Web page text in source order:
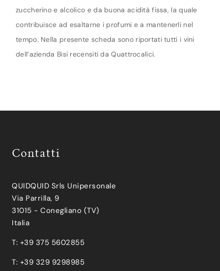
zuccherino e alcolico e da buona acidità fissa, la quale
contribuisce ad esaltarne i profumi e a mantenerli nel
tempo. Nella presente scheda sono riportati tutti i vini
dell’azienda Bisi recensiti da Quattrocalici.
Contatti
QUIDQUID Srls Unipersonale
Via Parrilla, 9
31015 - Conegliano (TV)
Italia
T: +39 375 5602855
T: +39 329 9298985